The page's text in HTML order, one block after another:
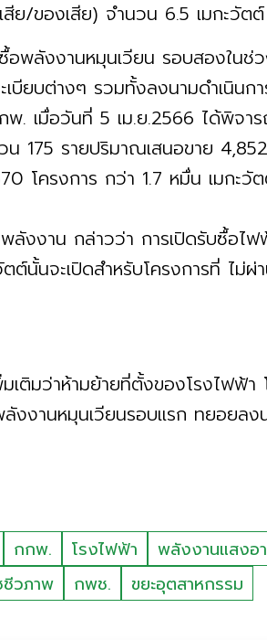
ย/ของเสีย) จำนวน 6.5 เมกะวัตต์
อพลังงานหมุนเวียน รอบสองในช่
บียบต่างๆ รวมทั้งลงนามดำเนินก
. เมื่อวันที่ 5 เม.ย.2566 ได้พิจา
175 รายปริมาณเสนอขาย
โครงการ กว่า 1.7 หมื่น เมกะวั
ลังงาน กล่าวว่า การเปิดรับซื้อไ
ต์นั้นจะเปิดสำหรับโครงการที่ ไม่ผ่
เติมว่าห้ามย้ายที่ตั้งของโรงไฟฟ้
ลังงานหมุนเวียนรอบแรก ทยอย
กกพ. โรงไฟฟ้า พลังงานแสงอ
ชีวภาพ กพช. ขยะอุตสาหกรรม